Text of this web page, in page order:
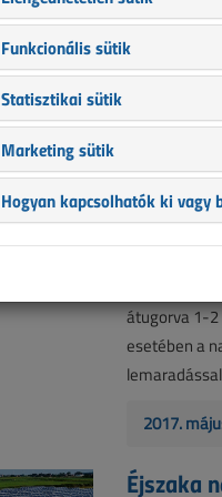
Vannak, akik
esetek,
átugorva 1-2
esetében a
2017.
Éjszaka
Funkcionális sütik
Statisztikai sütik
Marketing sütik
Hogyan kapcsolhatók ki vagy